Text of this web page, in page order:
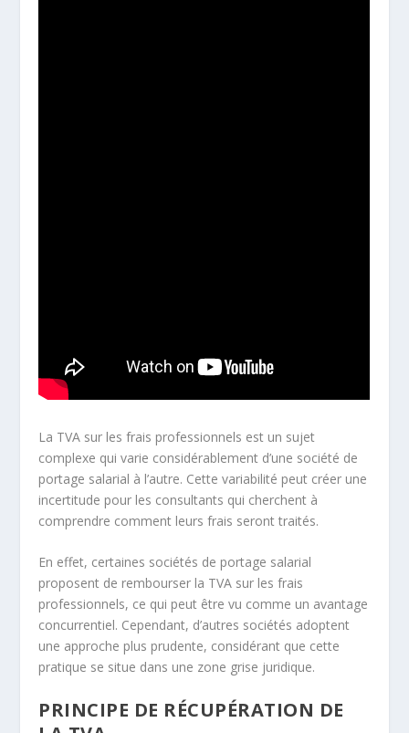
La TVA sur les frais professionnels est un sujet
complexe qui varie considérablement d’une société de
portage salarial à l’autre. Cette variabilité peut créer une
incertitude pour les consultants qui cherchent à
comprendre comment leurs frais seront traités.
En effet, certaines sociétés de portage salarial
proposent de rembourser la TVA sur les frais
professionnels, ce qui peut être vu comme un avantage
concurrentiel. Cependant, d’autres sociétés adoptent
une approche plus prudente, considérant que cette
pratique se situe dans une zone grise juridique.
PRINCIPE DE RÉCUPÉRATION DE